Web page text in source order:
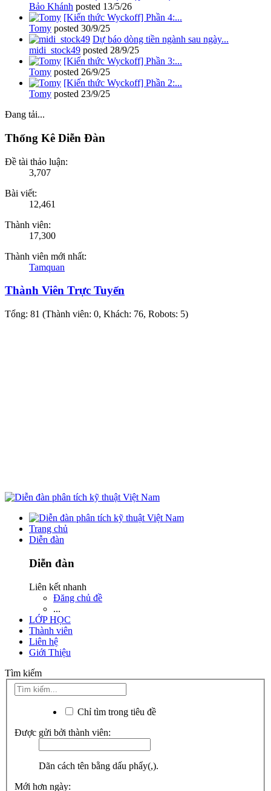
Bảo Khánh posted 13/5/26
[Kiến thức Wyckoff] Phần 4:...
Tomy posted 30/9/25
Dự báo dòng tiền ngành sau ngày...
midi_stock49 posted 28/9/25
[Kiến thức Wyckoff] Phần 3:...
Tomy posted 26/9/25
[Kiến thức Wyckoff] Phần 2:...
Tomy posted 23/9/25
Đang tải...
Thống Kê Diễn Đàn
Đề tài thảo luận:
3,707
Bài viết:
12,461
Thành viên:
17,300
Thành viên mới nhất:
Tamquan
Thành Viên Trực Tuyến
Tổng: 81 (Thành viên: 0, Khách: 76, Robots: 5)
Trang chủ
Diễn đàn
Diễn đàn
Liên kết nhanh
Đăng chủ đề
...
LỚP HỌC
Thành viên
Liên hệ
Giới Thiệu
Tìm kiếm
Chỉ tìm trong tiêu đề
Được gửi bởi thành viên:
Dãn cách tên bằng dấu phẩy(,).
Mới hơn ngày: